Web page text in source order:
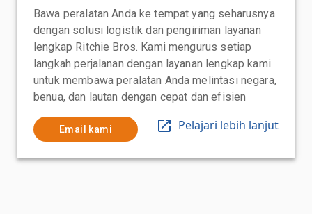
Bawa peralatan Anda ke tempat yang seharusnya
dengan solusi logistik dan pengiriman layanan
lengkap Ritchie Bros. Kami mengurus setiap
langkah perjalanan dengan layanan lengkap kami
untuk membawa peralatan Anda melintasi negara,
benua, dan lautan dengan cepat dan efisien
Email kami Pelajari lebih lanjut